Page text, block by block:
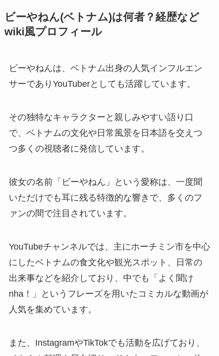
ビーやねん(ベトナム)は何者？経歴など
wiki風プロフィール
ビーやねんは、ベトナム出身の人気インフルエン
サーでありYouTuberとしても活躍しています。
その独特なキャラクターと親しみやすい語り口
で、ベトナムの文化や日常風景を日本語を交えつ
つ多くの視聴者に発信しています。
彼女の名前「ビーやねん」という愛称は、一度聞
いただけでも耳に残る特徴的な響きで、多くのフ
ァンの間で注目されています。
YouTubeチャンネルでは、主にホーチミン市を中心
にしたベトナムの食文化や観光スポット、日常の
出来事などを紹介しており、中でも「よく聞け
nha！」というフレーズを用いたコミカルな動画が
人気を集めています。
また、InstagramやTikTokでも活動を広げており、